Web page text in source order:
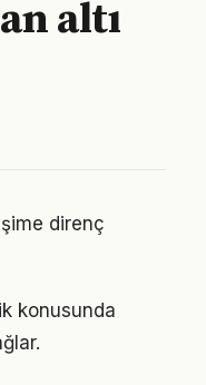
altı
direnç
konusunda